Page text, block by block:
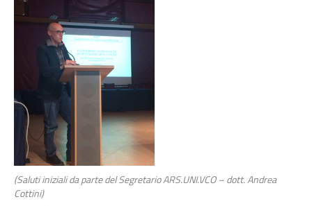
(Saluti iniziali da parte del Segretario ARS.UNI.VCO – dott. Andrea
Cottini)